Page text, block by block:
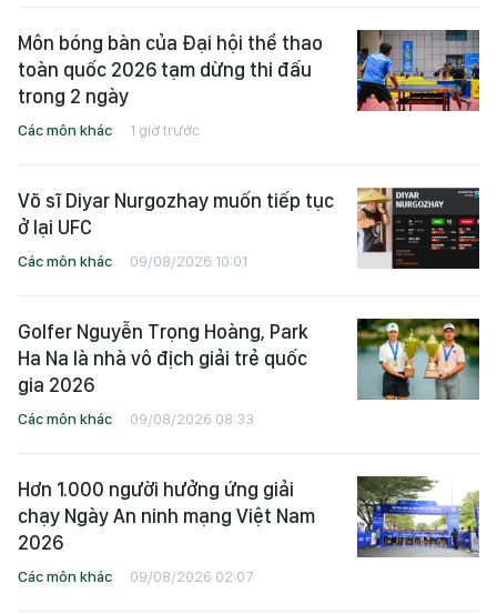
Môn bóng bàn của Đại hội thể thao
toàn quốc 2026 tạm dừng thi đấu
trong 2 ngày
Các môn khác 1 giờ trước
Võ sĩ Diyar Nurgozhay muốn tiếp tục
ở lại UFC
Các môn khác 09/08/2026 10:01
Golfer Nguyễn Trọng Hoàng, Park
Ha Na là nhà vô địch giải trẻ quốc
gia 2026
Các môn khác 09/08/2026 08:33
Hơn 1.000 người hưởng ứng giải
chạy Ngày An ninh mạng Việt Nam
2026
Các môn khác 09/08/2026 02:07